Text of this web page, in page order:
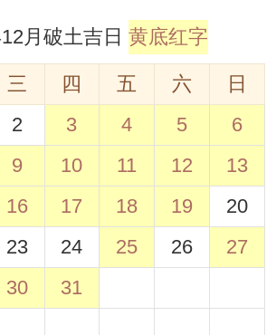
月破土吉日 黄底红字
三 四 五 六
日
2 3 4 5
6
9 10 11 12
13
16 17 18 19
20
23 24 25 26
27
30 31